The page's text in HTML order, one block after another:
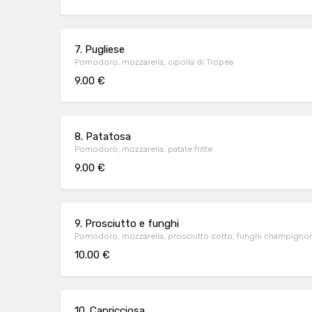
7. Pugliese
Pomodoro, mozzarella, cipolla di Tropea
9.00 €
8. Patatosa
Pomodoro, mozzarella, patate fritte
9.00 €
9. Prosciutto e funghi
Pomodoro, mozzarella, prosciutto cotto, funghi
10.00 €